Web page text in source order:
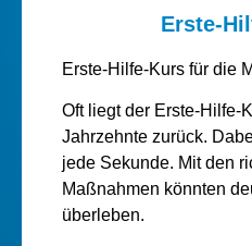
Erste-
Erste-Hilfe-Kurs für die
Oft liegt der Erste-Hilfe-
Jahrzehnte zurück.
jede Sekunde. Mit den
Maßnahmen könnten
überleben.